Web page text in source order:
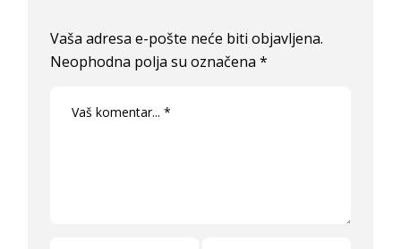
Vaša adresa e-pošte neće biti objavljena.
Neophodna polja su označena*